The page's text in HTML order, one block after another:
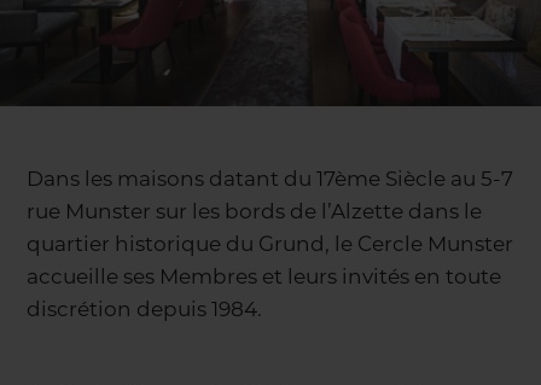
Dans les maisons datant du 17ème Siècle au 5-7
rue Munster sur les bords de l’Alzette dans le
quartier historique du Grund, le Cercle Munster
accueille ses Membres et leurs invités en toute
discrétion depuis 1984.